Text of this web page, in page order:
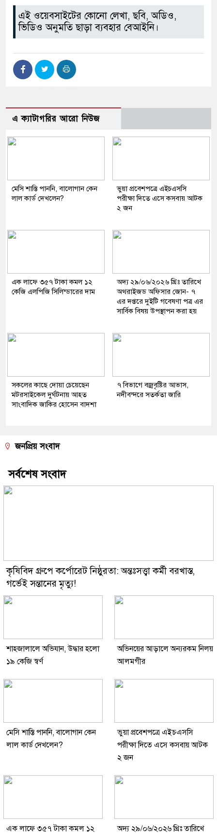
এই ওয়েবসাইটের কোনো লেখা, ছবি, অডিও,
ভিডিও অনুমতি ছাড়া ব্যবহার বেআইনি।
এ ক্যাটাগরির আরো নিউজ
মেসি শাস্তি পাননি, বালোগান কেন
লাল কার্ড দেখলেন?
ভুয়া প্রবেশপত্রে এইচএসসি
পরীক্ষা দিতে এসে কসবায় আটক
২ জন
এক লাফে ৩৫৭ টাকা কমল ১২
কেজি এলপিজি সিলিন্ডারের দাম
অদ্য ২৯/০৬/২০২৬ খ্রিঃ তারিখে
অথরাইজড অফিসার জোন- ৭
এর দপ্তরে দুইটি গবেষণা পত্র এর
সার্বিক বিষয় উপস্থাপন করা হয়
সকলের কাছে দোয়া চেয়েছেন
মটরসাইকেল দুর্ঘটনায় আহত
সাংবাদিক জাকির হোসেন বাদশা
৭ বিভাগে বজ্রবৃষ্টির আভাস,
নদীবন্দরে সতর্কতা জারি
জনপ্রিয় সংবাদ
সর্বশেষ সংবাদ
কৃষিবিদ গ্রুপে কর্পোরেট নিষ্ঠুরতা: অন্তঃসত্ত্বা কর্মী বরখাস্ত,
গর্ভেই সন্তানের মৃত্যু!
শাহজালালে অভিযান, উদ্ধার হলো
১৯ কেজি স্বর্ণ
অভিনয়ের আড়ালে অন্যরকম নিলয়
আলমগীর
মেসি শাস্তি পাননি, বালোগান কেন
লাল কার্ড দেখলেন?
ভুয়া প্রবেশপত্রে এইচএসসি
পরীক্ষা দিতে এসে কসবায় আটক
২ জন
এক লাফে ৩৫৭ টাকা কমল ১২
অদ্য ২৯/০৬/২০২৬ খ্রিঃ তারিখে